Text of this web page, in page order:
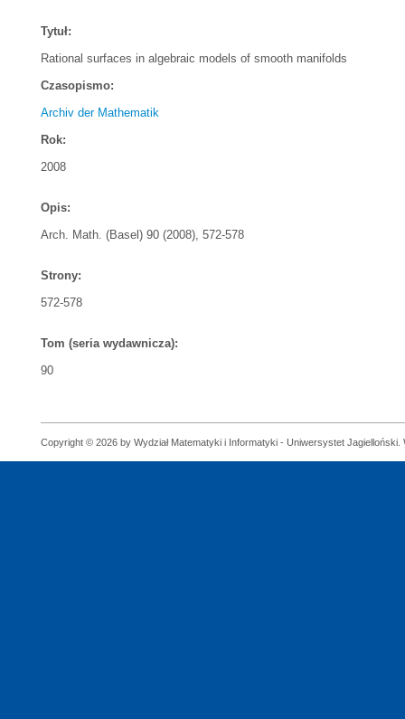
Tytuł:
Rational surfaces in algebraic models of smooth manifolds
Czasopismo:
Archiv der Mathematik
Rok:
2008
Opis:
Arch. Math. (Basel) 90 (2008), 572-578
Strony:
572-578
Tom (seria wydawnicza):
90
Copyright © 2026 by Wydział Matematyki i Informatyki - Uniwersystet